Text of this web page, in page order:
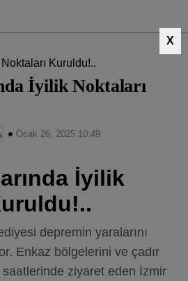
X
İyilik Noktaları
Ocak 26, 2025 10:49
İyilik
depremin yaralarını
Enkaz bölgelerini ve çadır
saatlerinde ziyaret eden İzmir